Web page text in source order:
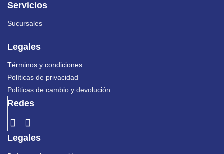
Servicios
Sucursales
Legales
Términos y condiciones
Políticas de privacidad
Políticas de cambio y devolución
Redes
Legales